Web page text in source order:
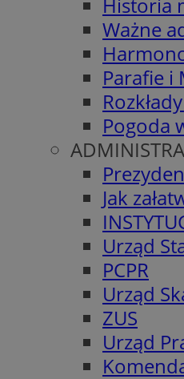
Ważne
Parafie i
Pogoda
Jak
Urząd
PCPR
Urząd
ZUS
Urząd